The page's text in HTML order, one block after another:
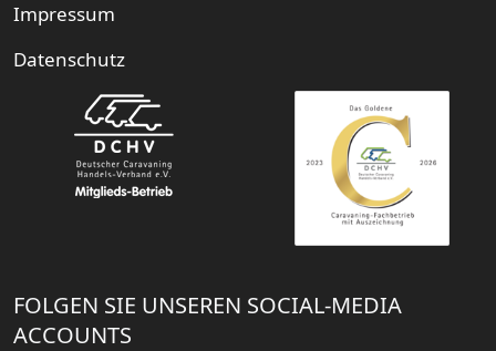
Impressum
Datenschutz
FOLGEN SIE UNSEREN SOCIAL-MEDIA
ACCOUNTS